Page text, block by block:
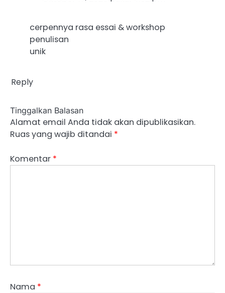
cerpennya rasa essai & workshop
penulisan
unik
Reply
Tinggalkan Balasan
Alamat email Anda tidak akan dipublikasikan.
Ruas yang wajib ditandai *
Komentar *
Nama *